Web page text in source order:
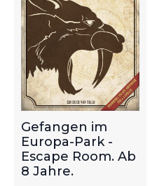
Gefangen im
Europa-Park -
Escape Room. Ab
8 Jahre.